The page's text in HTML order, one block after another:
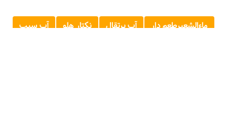
ماءالشعیرطعم دار آب پرتقال نکتار هلو
آب سیب